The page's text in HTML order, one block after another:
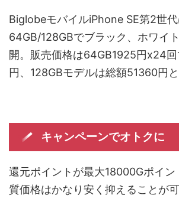
BiglobeモバイルiPhone SE第2世代
64GB/128GBでブラック、ホワイ
開。販売価格は64GB1925円x24
円、128GBモデルは総額51360円と
キャンペーンでオトクに
還元ポイントが最大18000Gポイン
質価格はかなり安く抑えることが可